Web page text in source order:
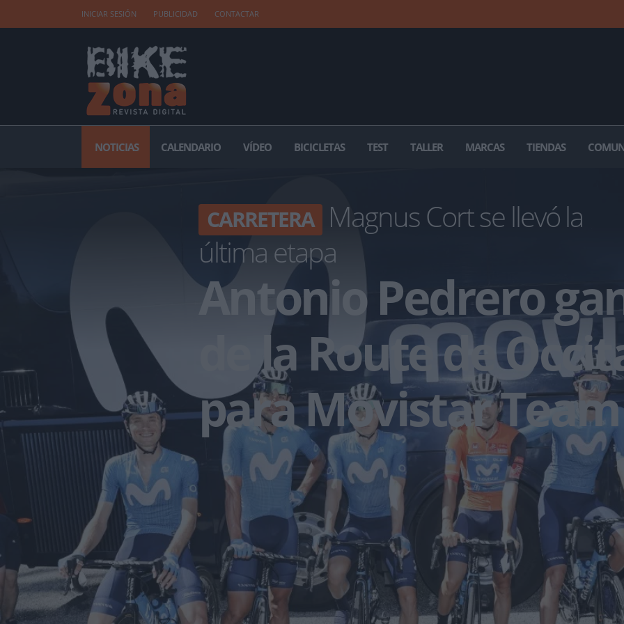
INICIAR SESIÓN PUBLICIDAD CONTACTAR
NOTICIAS CALENDARIO VÍDEO BICICLETAS TEST TALLER MARCAS TIENDAS
CARRETERA Magnus Cort se llevó la
última etapa
Antonio Pedrero
de la Route de
para Movistar Team